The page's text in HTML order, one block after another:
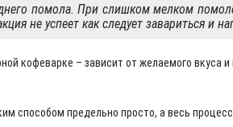
помола. При слишком мелком
не успеет как следует завариться и
кофеварке – зависит от желаемого
способом предельно просто, а весь